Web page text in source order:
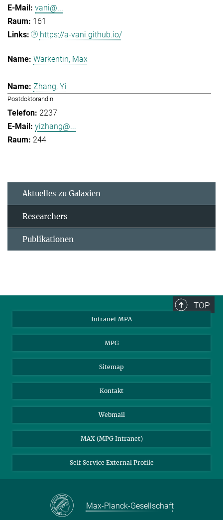
vani@...
161
https://a-vani.github.io/
Warkentin, Max
Zhang, Yi
Postdoktorandin
2237
yizhang@...
244
Aktuelles zu Galaxien
Researchers
Publikationen
TOP
Intranet MPA
MPG
Sitemap
Kontakt
Webmail
MAX (MPG Intranet)
Self Service External Profile
Max-Planck-Gesellschaft